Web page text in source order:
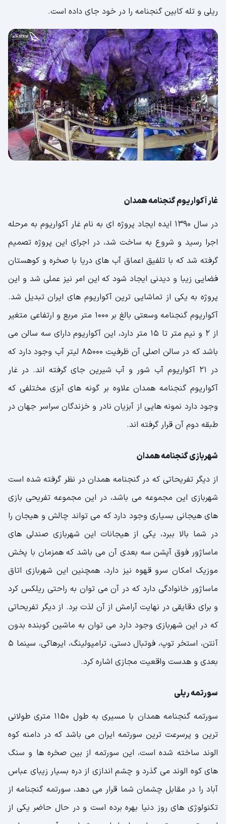
ریلی و تله کابین گنجنامه را در خود جای داده است.
غار آکواریوم گنجنامه همدان
در سال 1390 ایده ایجاد پروژه ای به نام غار آکواریوم به مرحله
اجرا رسید و شروع به ساخت شد، در اجرای این پروژه تصمیم
گرفته شد که با تلفیق اعماق آب های دریا با صخره و کوهستان
فضایی زیبا و دیدنی ایجاد شود که این امر نیز عملی شد و این
پروژه به یکی از تماشایی ترین آکواریوم های ایران تبدیل شد.
آکواریوم گنجنامه وسعتی بالغ بر 1000 متر مربع و ارتفاعی متغیر
از 2 و نیم متر تا 15 متر دارد، این آکواریوم دارای سه سالن می
باشد که در سالن اصلی آن ظرفیت 85000 لیتر آب وجود دارد که
در 21 آکواریوم آب شور و آب شیرین جای گرفته اند. در غار
آکواریوم گنجنامه همدان علاوه بر گونه های آبزی مختلفی که
وجود دارد نمونه هایی از آبزیان نادر و خزندگان سراسر جهان در
طبقه دوم آن قرار گرفته اند.
شهربازی گنجنامه همدان
از دیگر تفریحاتی که در گنجنامه همدان در نظر گرفته شده است
شهربازی این مجموعه می باشد، در این مجموعه تفریحی بازی
های هیجانی بسیاری وجود دارد که می تواند چالش و هیجان را
در شما بالا ببرد، یکی از هیجانات این شهربازی صندلی های
ماساژور فوق آپشن سه بعدی آن می باشد که همزمان با پخش
موزیک امکان سرو قهوه نیز دارد، همچنین این شهربازی اتاق
ماساژور خانوادگی دارد که در آن می توان به راحتی ریلکس کرد
و برای دقایقی در نهایت آرامش از آن لذت برد. از دیگر تفریحاتی
که در این شهربازی وجود دارد می توان به ماشین کوبنده بدون
آنتن، استخر توپ، فوتبال دستی، ترامپولینگ، ایرهاکی، سینما 5
بعدی و هدست واقعیت مجازی اشاره کرد.
سورتمه ریلی
سورتمه گنجنامه همدان با مسیری به طول 1150 متری طولانی
ترین و پرسرعت ترین سورتمه ایران می باشد که در دامنه کوه
الوند ساخته شده است، این سورتمه از بین صخره ها و سنگ
های کوه الوند می گذرد و چشم اندازی از دره بسیار زیبای عباس
آباد را در مقابل چشمان شما قرار می دهد، سورتمه گنجنامه از
تکنولوژی های روز دنیا بهره برده است و در حال حاضر یکی از